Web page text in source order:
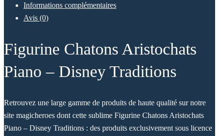
Informations complémentaires
Avis (0)
Figurine Chatons Aristochats
Piano – Disney Traditions
Retrouvez une large gamme de produits de haute qualité sur notre
site magicheroes dont cette sublime Figurine Chatons Aristochats
Piano – Disney Traditions : des produits exclusivement sous licence